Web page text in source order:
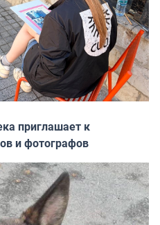
приглашает к
и фотографов